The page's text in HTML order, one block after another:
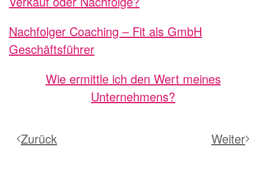
Nachfolger Coaching – Fit als GmbH
Geschäftsführer
Wie ermittle ich den Wert meines
Unternehmens?
Zurück Weiter